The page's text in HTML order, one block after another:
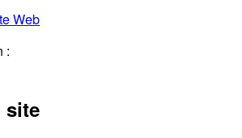
Web
:
site